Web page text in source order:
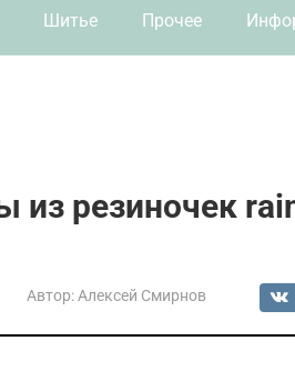
Шитье Прочее
из резиночек
Автор: Алексей Смирнов